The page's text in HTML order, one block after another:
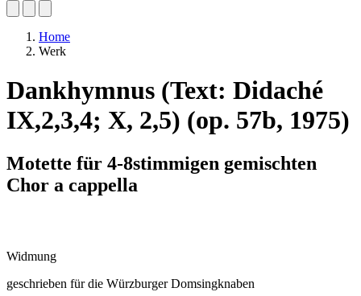
Home
Werk
Dankhymnus (Text: Didaché
IX,2,3,4; X, 2,5) (op. 57b, 1975)
Motette für 4-8stimmigen gemischten
Chor a cappella
Widmung
geschrieben für die Würzburger Domsingknaben